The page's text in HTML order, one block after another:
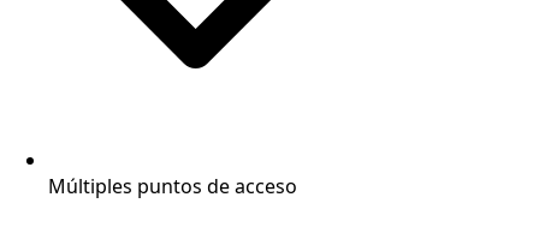
Múltiples puntos de acceso